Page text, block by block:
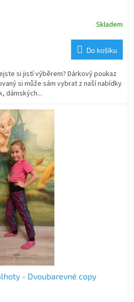
Skladem
Do košíku
si jistí výběrem? Dárkový poukaz
si může sám vybrat z naší nabídky
dámských...
- Dvoubarevné copy